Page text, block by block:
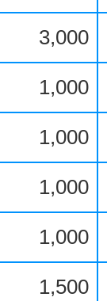
3,000
1,000
1,000
1,000
1,000
1,500